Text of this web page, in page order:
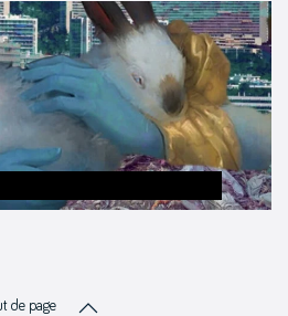
de page